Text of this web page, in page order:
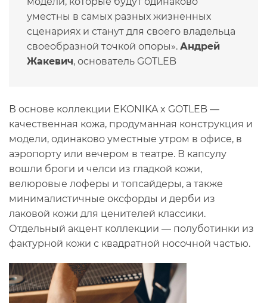
уместны в самых разных жизненных
сценариях и станут для своего владельца
своеобразной точкой опоры». Андрей
Жакевич, основатель GOTLEB
В основе коллекции EKONIKA x GOTLEB —
качественная кожа, продуманная конструкция и
модели, одинаково уместные утром в офисе, в
аэропорту или вечером в театре. В капсулу
вошли броги и челси из гладкой кожи,
велюровые лоферы и топсайдеры, а также
минималистичные оксфорды и дерби из
лаковой кожи для ценителей классики.
Отдельный акцент коллекции — полуботинки из
фактурной кожи с квадратной носочной частью.